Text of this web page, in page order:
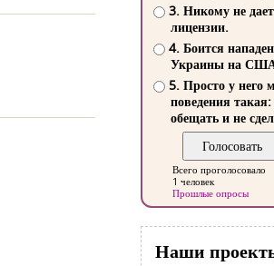
3. Никому не
лицензии.
4. Боится
Украины на
5. Просто у него
поведения такая:
обещать и не
Всего проголосовало
1 человек
Прошлые опросы
Наши